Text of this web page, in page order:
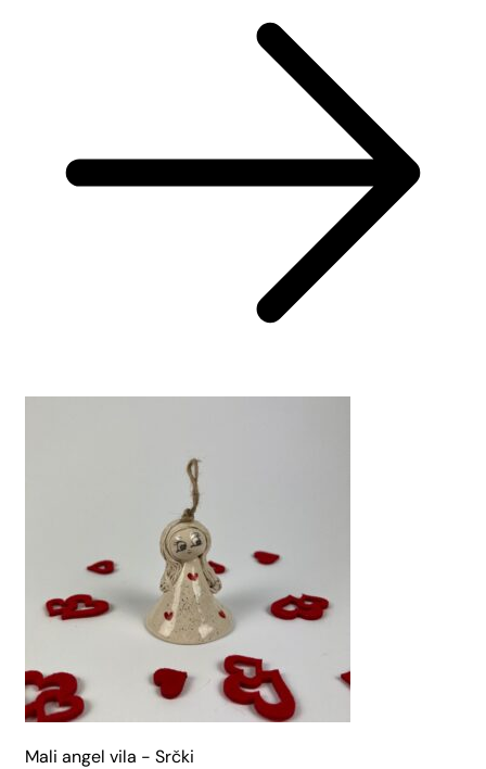
Mali angel vila - Srčki